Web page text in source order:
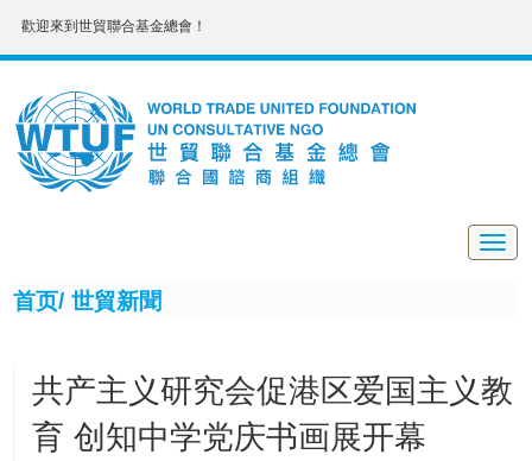
歡迎來到世貿聯合基金總會！
首页/ 世貿新聞
共产主义研究会促港区爱国主义教
育 创知中学党庆书画展开幕